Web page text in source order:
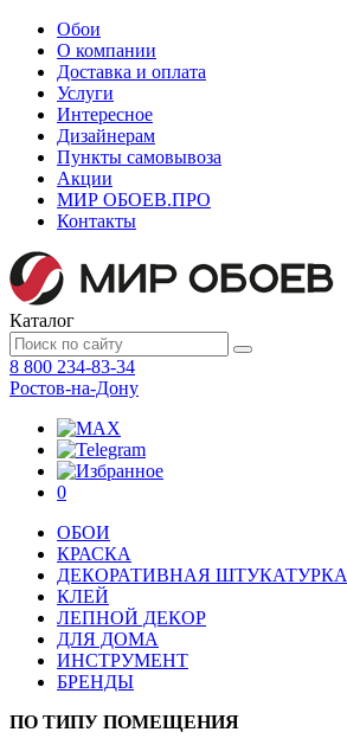
Обои
О компании
Доставка и оплата
Услуги
Интересное
Дизайнерам
Пункты самовывоза
Акции
МИР ОБОЕВ.ПРО
Контакты
Каталог
8 800 234-83-34
Ростов-на-Дону
0
ОБОИ
КРАСКА
ДЕКОРАТИВНАЯ ШТУКАТУРКА
КЛЕЙ
ЛЕПНОЙ ДЕКОР
ДЛЯ ДОМА
ИНСТРУМЕНТ
БРЕНДЫ
ПО ТИПУ ПОМЕЩЕНИЯ